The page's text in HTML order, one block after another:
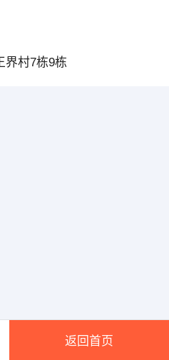
界村7栋9栋
返回首页